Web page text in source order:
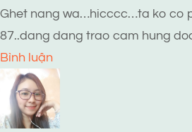
Ghet nang wa…hicccc…ta ko co
87..dang dang trao cam hung
Bình luận